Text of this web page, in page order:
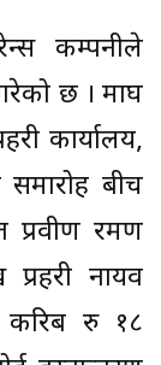
कम्पनीले
गरेको छ । माघ
कार्यालय,
बीच
प्रवीण रमण
नायव
करिब रु १८